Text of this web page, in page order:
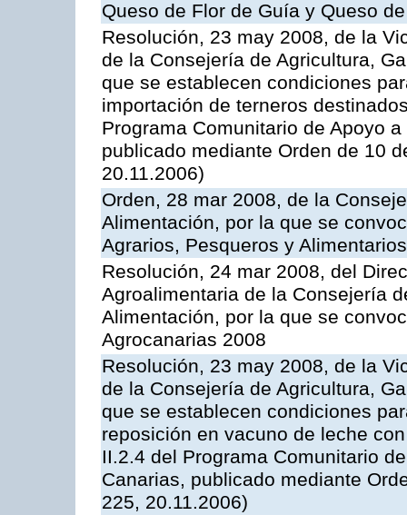
Queso de Flor de Guía y Queso
Resolución, 23 may 2008, de la
de la Consejería de Agricultura,
que se establecen condiciones
importación de terneros
Programa Comunitario de Apoyo
publicado mediante Orden de 10
20.11.2006)
Orden, 28 mar 2008, de la
Alimentación, por la que se
Agrarios, Pesqueros y
Resolución, 24 mar 2008, del
Agroalimentaria de la Consejería
Alimentación, por la que se
Agrocanarias 2008
Resolución, 23 may 2008, de la
de la Consejería de Agricultura,
que se establecen condiciones
reposición en vacuno de leche
II.2.4 del Programa Comunitario
Canarias, publicado mediante
225, 20.11.2006)